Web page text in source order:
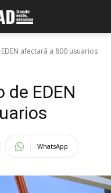
afectará a 800 usuarios
EDEN
WhatsApp